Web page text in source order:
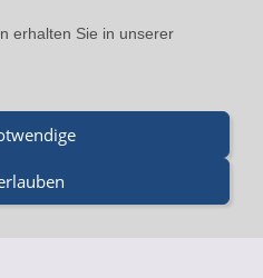
Cookies
Widerrufsrecht
19 - 76437 Rastatt - Tel.:
erhalten Sie in unserer